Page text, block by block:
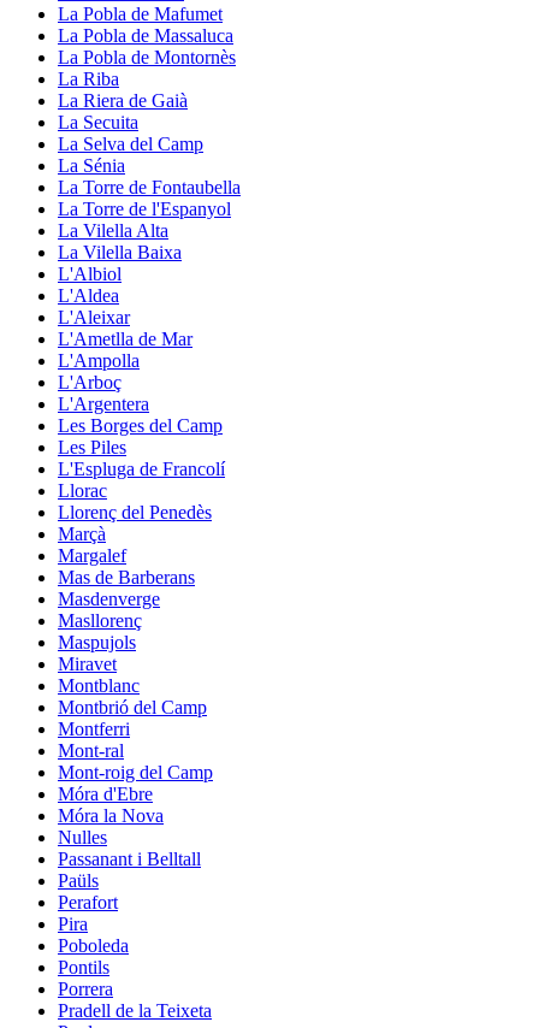
La Pobla de Mafumet
La Pobla de Massaluca
La Pobla de Montornès
La Riba
La Riera de Gaià
La Secuita
La Selva del Camp
La Sénia
La Torre de Fontaubella
La Torre de l'Espanyol
La Vilella Alta
La Vilella Baixa
L'Albiol
L'Aldea
L'Aleixar
L'Ametlla de Mar
L'Ampolla
L'Arboç
L'Argentera
Les Borges del Camp
Les Piles
L'Espluga de Francolí
Llorac
Llorenç del Penedès
Marçà
Margalef
Mas de Barberans
Masdenverge
Masllorenç
Maspujols
Miravet
Montblanc
Montbrió del Camp
Montferri
Mont-ral
Mont-roig del Camp
Móra d'Ebre
Móra la Nova
Nulles
Passanant i Belltall
Paüls
Perafort
Pira
Poboleda
Pontils
Porrera
Pradell de la Teixeta